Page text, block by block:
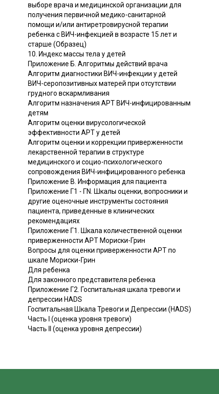
выборе врача и медицинской организации для
получения первичной медико-санитарной
помощи и/или антиретровирусной терапии
ребенка с ВИЧ-инфекцией в возрасте 15 лет и
старше (Образец)
10. Индекс массы тела у детей
Приложение Б. Алгоритмы действий врача
Алгоритм диагностики ВИЧ-инфекции у детей
ВИЧ-серопозитивных матерей при отсутствии
грудного вскармливания
Алгоритм назначения АРТ ВИЧ-инфицированным
детям
Алгоритм оценки вирусологической
эффективности АРТ у детей
Алгоритм оценки и коррекции приверженности
лекарственной терапии в структуре
медицинского и социо-психологического
сопровождения ВИЧ-инфицированного ребенка
Приложение В. Информация для пациента
Приложение Г1 - ГN. Шкалы оценки, вопросники и
другие оценочные инструменты состояния
пациента, приведенные в клинических
рекомендациях
Приложение Г1. Шкала количественной оценки
приверженности АРТ Мориски-Грин
Вопросы для оценки приверженности АРТ по
шкале Мориски-Грин
Для ребенка
Для законного представителя ребенка
Приложение Г2. Госпитальная шкала тревоги и
депрессии HADS
Госпитальная Шкала Тревоги и Депрессии (HADS)
Часть I (оценка уровня тревоги)
Часть II (оценка уровня депрессии)